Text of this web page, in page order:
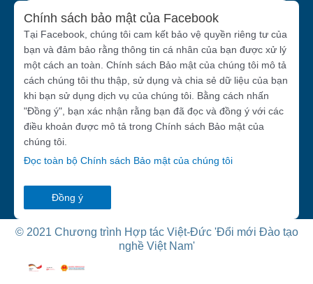
Chính sách bảo mật của Facebook
Tại Facebook, chúng tôi cam kết bảo vệ quyền riêng tư của
bạn và đảm bảo rằng thông tin cá nhân của bạn được xử lý
một cách an toàn. Chính sách Bảo mật của chúng tôi mô tả
cách chúng tôi thu thập, sử dụng và chia sẻ dữ liệu của bạn
khi bạn sử dụng dịch vụ của chúng tôi. Bằng cách nhấn
"Đồng ý", bạn xác nhận rằng bạn đã đọc và đồng ý với các
điều khoản được mô tả trong Chính sách Bảo mật của
chúng tôi.
Đọc toàn bộ Chính sách Bảo mật của chúng tôi
Đồng ý
© 2021 Chương trình Hợp tác Việt-Đức 'Đổi mới Đào tạo
nghề Việt Nam'